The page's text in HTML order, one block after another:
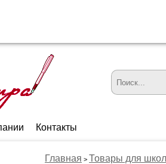
Контакты
Главная > Товары для